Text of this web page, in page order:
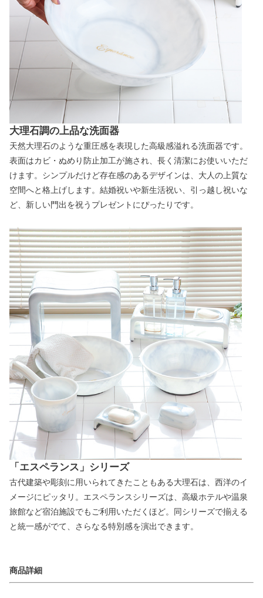
大理石調の上品な洗面器
天然大理石のような重圧感を表現した高級感溢れる洗面器です。
表面はカビ・ぬめり防止加工が施され、長く清潔にお使いいただ
けます。シンプルだけど存在感のあるデザインは、大人の上質な
空間へと格上げします。結婚祝いや新生活祝い、引っ越し祝いな
ど、新しい門出を祝うプレゼントにぴったりです。
「エスペランス」シリーズ
古代建築や彫刻に用いられてきたこともある大理石は、西洋のイ
メージにピッタリ。エスペランスシリーズは、高級ホテルや温泉
旅館など宿泊施設でもご利用いただくほど。同シリーズで揃える
と統一感がでて、さらなる特別感を演出できます。
商品詳細